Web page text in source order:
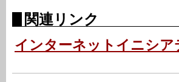
関連リンク
インターネットイニシア